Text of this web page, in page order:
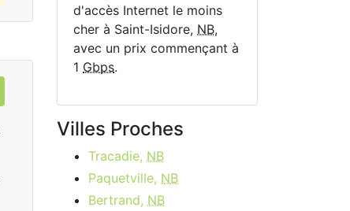
d'accès Internet le moins
cher à Saint-Isidore, NB,
avec un prix commençant à
1 Gbps.
Villes Proches
Tracadie, NB
Paquetville, NB
Bertrand, NB